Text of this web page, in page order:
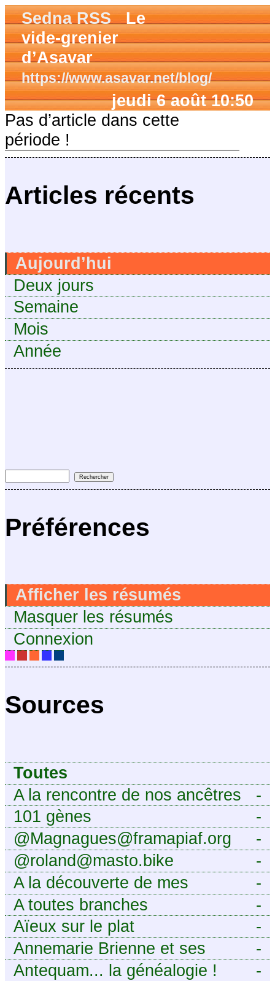
Sedna RSSLe
vide-grenier
d’Asavar
https://www.asavar.net/blog/
jeudi 6 août 10:50
Articles récents
Aujourd’hui
Deux jours
Semaine
Mois
Année
Préférences
Afficher les résumés
Masquer les résumés
Connexion
Sources
Toutes
-
A la rencontre de nos ancêtres
-
101 gènes
-
@Magnagues@framapiaf.org
-
@roland@masto.bike
-
A la découverte de mes
ancêtres
-
A toutes branches
-
Aïeux sur le plat
-
Annemarie Brienne et ses
challenges de A à Z
-
Antequam... la généalogie !
Pas d’article dans cette
période !